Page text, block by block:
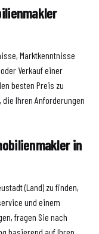
Marktkenntnisse
Verkauf einer
besten Preis zu
Ihren Anforderungen
in
(Land) zu finden,
und einem
fragen Sie nach